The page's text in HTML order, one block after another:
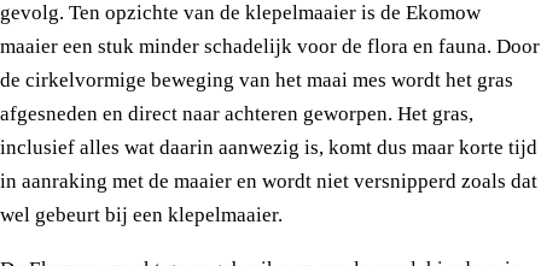
gevolg. Ten opzichte van de klepelmaaier is de Ekomow
maaier een stuk minder schadelijk voor de flora en fauna. Door
de cirkelvormige beweging van het maai mes wordt het gras
afgesneden en direct naar achteren geworpen. Het gras,
inclusief alles wat daarin aanwezig is, komt dus maar korte tijd
in aanraking met de maaier en wordt niet versnipperd zoals dat
wel gebeurt bij een klepelmaaier.